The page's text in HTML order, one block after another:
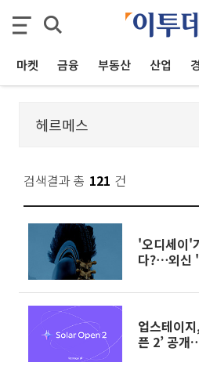
마켓 금융 부동산 산업
검색결과 총 121 건
'오디세이'
다?⋯외신
업스테이
픈 2’ 공개